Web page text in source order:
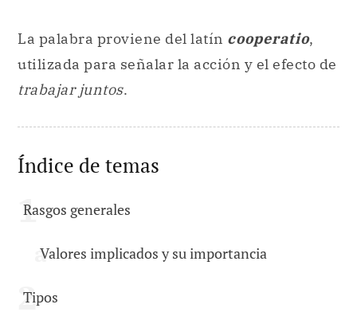
La palabra proviene del latín cooperatio,
utilizada para señalar la acción y el efecto de
trabajar juntos.
Índice de temas
Rasgos generales
Valores implicados y su importancia
Tipos